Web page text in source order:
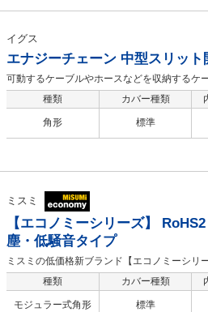
イグス
エナジーチェーン 中型スリッ
可動するケーブルやホースなどを収納するケ
にスリットがあり、ケーブルを押し入れるこ
間の短縮と、リーズナブルな価格設定が魅力
滑らかな走行。・ねじり走行可能（制限あり
造。【用途】・充填が極めて簡単― コネクタ
種類 カバー種類
角形 標準
ミスミ
【エコノミーシリーズ】
塵・低騒音タイプ
ミスミの低価格新ブランド【エコノミーシリ
はこちら商品ラインナップ
種類 カバー種類
モジュラー式角形 標準